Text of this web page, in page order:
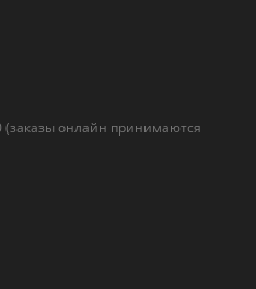
(заказы онлайн принимаются